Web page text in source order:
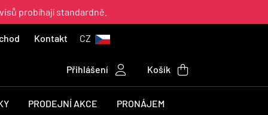
probíhají standardně.
Kontakt CZ
Přihlášení Košík
PRODEJNÍ AKCE PRONÁJEM